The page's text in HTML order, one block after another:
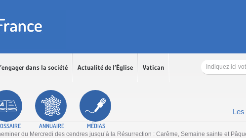
dans la société Actualité de l’Église Vatican
ANNUAIRE MÉDIAS
du Mercredi des cendres jusqu’à la Résurrection : Carême, Semaine sainte et